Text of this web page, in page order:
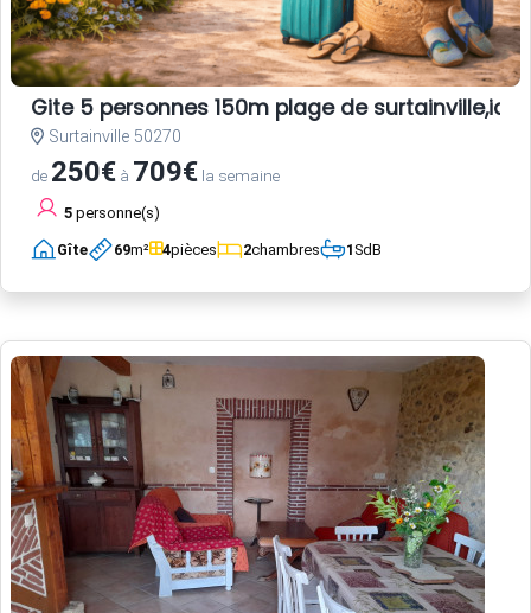
Gite 5 personnes 150m plage de
Surtainville 50270
de 250€ à 709€ la semaine
5 personne(s)
Gîte 69m² 4pièces 2chambres 1SdB